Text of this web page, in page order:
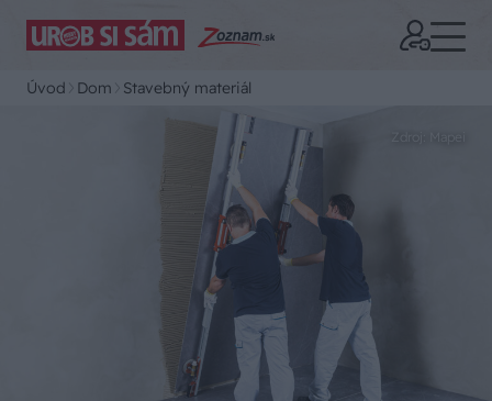
Úvod Dom Stavebný materiál